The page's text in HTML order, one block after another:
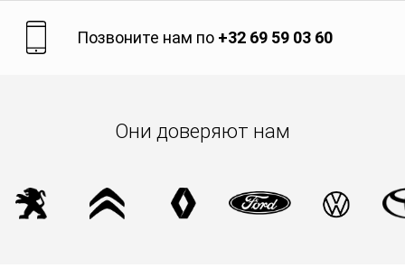
Позвоните нам по +32 69 59 03 60
Они доверяют нам